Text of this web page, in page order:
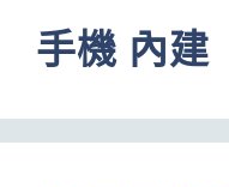
手機 內建